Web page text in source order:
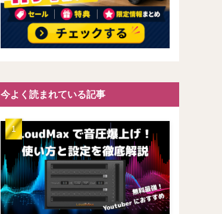
今よく読まれている記事